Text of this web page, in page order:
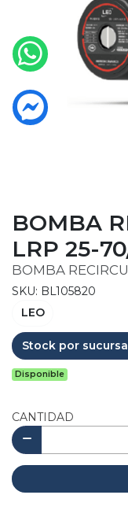
BOMBA
LRP 25-
BOMBA
SKU: BL105820
LEO
Stock por
Disponible
CANTIDAD